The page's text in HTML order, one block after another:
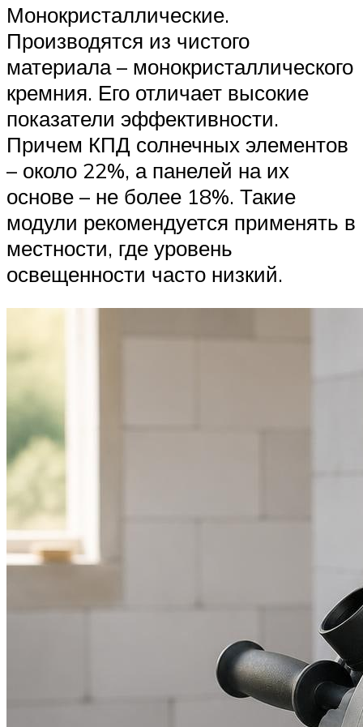
Монокристаллические.
Производятся из чистого
материала – монокристаллического
кремния. Его отличает высокие
показатели эффективности.
Причем КПД солнечных элементов
– около 22%, а панелей на их
основе – не более 18%. Такие
модули рекомендуется применять в
местности, где уровень
освещенности часто низкий.